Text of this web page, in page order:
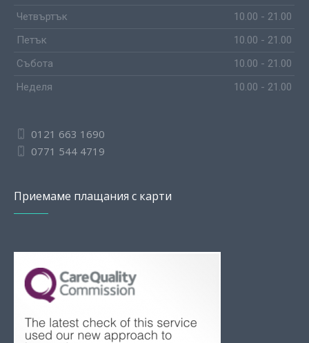
Четвъртък
10.00 - 21.00
Петък
10.00 - 21.00
Събота
10.00 - 21.00
Неделя
10.00 - 21.00
0121 663 1690
0771 544 4719
Приемаме плащания с карти